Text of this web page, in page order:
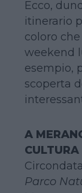
Ecco,
itinerario
coloro
weekend
esempio,
scoperta
A
CULTURA
Parco